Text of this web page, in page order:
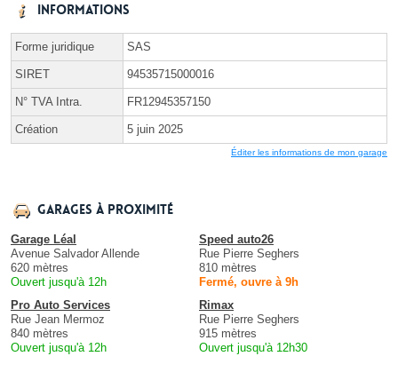
Informations
Forme juridique SAS
SIRET 94535715000016
N° TVA Intra. FR12945357150
Création 5 juin 2025
Éditer les informations de mon garage
Garages à proximité
Garage Léal
Avenue Salvador Allende
620 mètres
Ouvert jusqu'à 12h
Speed auto26
Rue Pierre Seghers
810 mètres
Fermé, ouvre à 9h
Pro Auto Services
Rue Jean Mermoz
840 mètres
Ouvert jusqu'à 12h
Rimax
Rue Pierre Seghers
915 mètres
Ouvert jusqu'à 12h30